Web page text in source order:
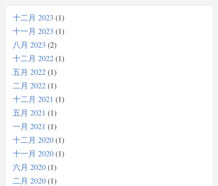
十二月 2023 1
十一月 2023 1
八月 2023 2
十二月 2022 1
五月 2022 1
二月 2022 1
十二月 2021
1
五月 2021
1
一月 2021
1
十二月 2020 1
十一月 2020 1
六月 2020 1
二月 2020 1